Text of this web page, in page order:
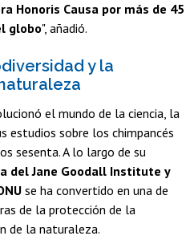
Honoris Causa por más de 45
globo", añadió.
y la
el mundo de la ciencia, la
estudios sobre los chimpancés
sesenta. A lo largo de su
del Jane Goodall Institute y
se ha convertido en una de
de la protección de la
de la naturaleza.